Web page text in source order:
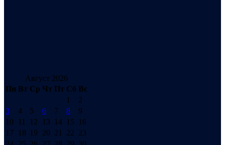
Август 2026
Пн Вт Ср Чт Пт Сб Вс
1
2
3
4 5 6 7 8
9
10
11 12 13 14 15
16
17
18 19 20 21 22 23